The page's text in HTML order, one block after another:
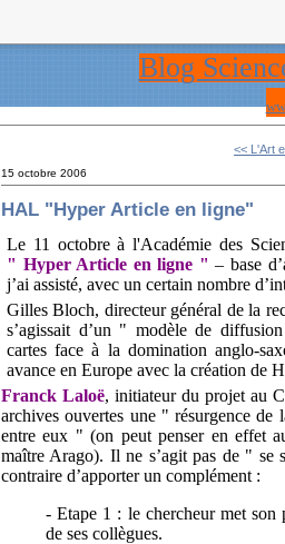
Blog
<< L'Art
15 octobre 2006
HAL "Hyper Article en ligne"
Le 11 octobre à l'Académie des
" Hyper Article en ligne " – base
j’ai assisté, avec un certain nombre
Gilles Bloch, directeur général de la
s’agissait d’un " modèle de
cartes face à la domination anglo-
avance en Europe avec la création de
Franck Laloë, initiateur du projet au
archives ouvertes une " résurgence de
entre eux " (on peut penser en effet
maître Arago). Il ne s’agit pas de " se
contraire d’apporter un complément :
- Etape 1 : le chercheur met son
de ses collègues.